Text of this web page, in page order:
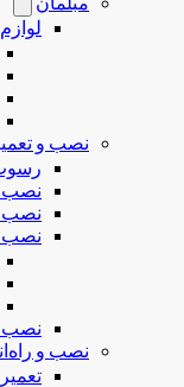
نصب و
نصب
نصب
نصب
نصب
نصب و